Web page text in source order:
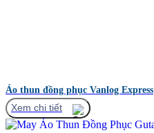
Áo thun đồng phục Vanlog Express
Xem chi tiết